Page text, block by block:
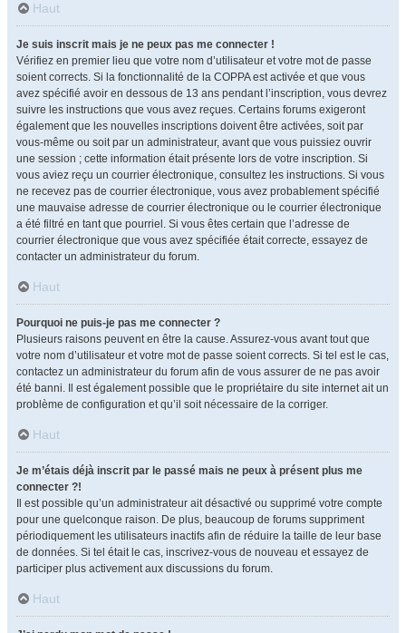
Haut
Je suis inscrit mais je ne peux pas me connecter !
Vérifiez en premier lieu que votre nom d’utilisateur et votre mot de passe
soient corrects. Si la fonctionnalité de la COPPA est activée et que vous
avez spécifié avoir en dessous de 13 ans pendant l’inscription, vous devrez
suivre les instructions que vous avez reçues. Certains forums exigeront
également que les nouvelles inscriptions doivent être activées, soit par
vous-même ou soit par un administrateur, avant que vous puissiez ouvrir
une session ; cette information était présente lors de votre inscription. Si
vous aviez reçu un courrier électronique, consultez les instructions. Si vous
ne recevez pas de courrier électronique, vous avez probablement spécifié
une mauvaise adresse de courrier électronique ou le courrier électronique
a été filtré en tant que pourriel. Si vous êtes certain que l’adresse de
courrier électronique que vous avez spécifiée était correcte, essayez de
contacter un administrateur du forum.
Haut
Pourquoi ne puis-je pas me connecter ?
Plusieurs raisons peuvent en être la cause. Assurez-vous avant tout que
votre nom d’utilisateur et votre mot de passe soient corrects. Si tel est le cas,
contactez un administrateur du forum afin de vous assurer de ne pas avoir
été banni. Il est également possible que le propriétaire du site internet ait un
problème de configuration et qu’il soit nécessaire de la corriger.
Haut
Je m’étais déjà inscrit par le passé mais ne peux à présent plus me
connecter ?!
Il est possible qu’un administrateur ait désactivé ou supprimé votre compte
pour une quelconque raison. De plus, beaucoup de forums suppriment
périodiquement les utilisateurs inactifs afin de réduire la taille de leur base
de données. Si tel était le cas, inscrivez-vous de nouveau et essayez de
participer plus activement aux discussions du forum.
Haut